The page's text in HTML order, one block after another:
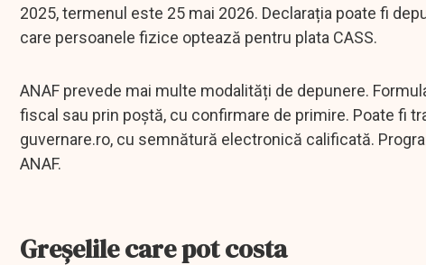
2025, termenul este 25 mai 2026. Declarația poate fi
care persoanele fizice optează pentru plata CASS.
ANAF prevede mai multe modalități de depunere.
fiscal sau prin poștă, cu confirmare de primire. Poate fi
guvernare.ro, cu semnătură electronică calificată.
ANAF.
Greșelile care pot costa